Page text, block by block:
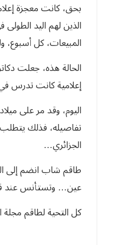
بحق، كانت معجزة
الذين لهم اليد
المبيعات، كل أسبوع،
الحالة هذه، جعلت
إعلامية كانت تدرس
تفاصيله، فذلك
الجزائري…
طاقم شاب انضم إلى
عين… وتستأنس عند
كل التحية لطاقم